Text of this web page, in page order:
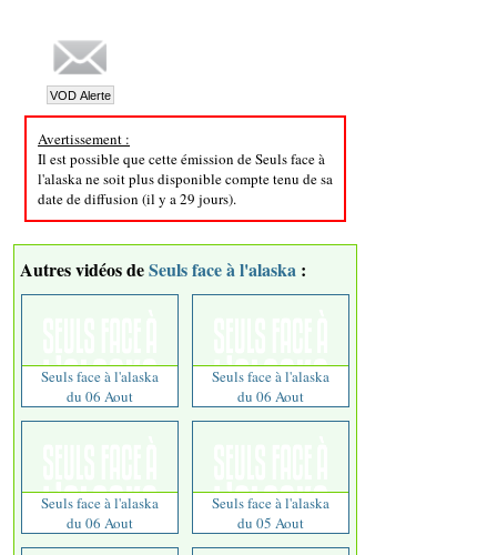
Avertissement :
Il est possible que cette émission de Seuls face à
l'alaska ne soit plus disponible compte tenu de sa
date de diffusion (il y a 29 jours).
Autres vidéos deSeuls face à l'alaska :
Seuls face à l'alaska
du 06 Aout
Seuls face à l'alaska
du 06 Aout
Seuls face à l'alaska
du 06 Aout
Seuls face à l'alaska
du 05 Aout